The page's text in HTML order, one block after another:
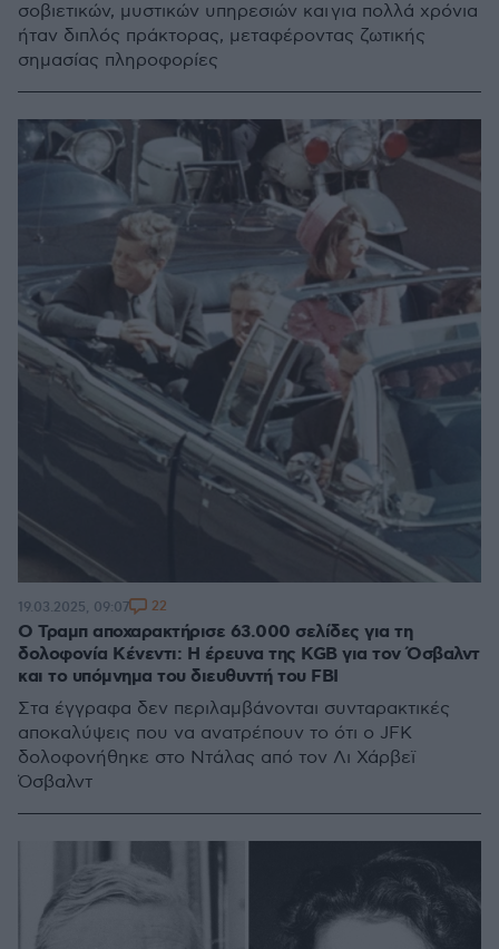
σοβιετικών, μυστικών υπηρεσιών και για πολλά χρόνια
ήταν διπλός πράκτορας, μεταφέροντας ζωτικής
σημασίας πληροφορίες
Ο Τραμπ αποχαρακτήρισε 63.000 σελίδες για τη
δολοφονία Κένεντι: Η έρευνα της KGB για τον Όσβαλντ
και το υπόμνημα του διευθυντή του FBI
Στα έγγραφα δεν περιλαμβάνονται συνταρακτικές
αποκαλύψεις που να ανατρέπουν το ότι ο JFK
δολοφονήθηκε στο Ντάλας από τον Λι Χάρβεϊ
Όσβαλντ
19.03.2025, 09:07 22